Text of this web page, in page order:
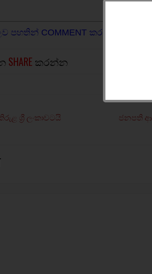
පහතින් COMMENT කරන්න.
SHARE කරන්න
ශ්‍රී ලංකාවටයි
ජනපති